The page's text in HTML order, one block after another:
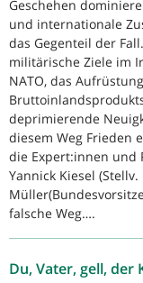
Geschehen
und internationale
das Gegenteil der
militärische Ziele im
NATO, das
deprimierende
diesem Weg Frieden
die Expert:innen und
Yannick Kiesel
falsche Weg….
Du, Vater, gell, der